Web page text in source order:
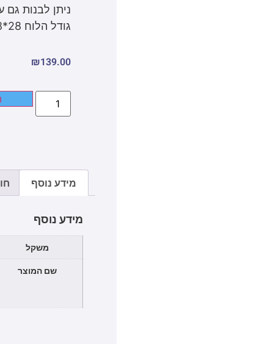
ניתן לבנות
גודל הלוח 28*28 ס"מ, עובי 23 מ"מ.
₪139.00
מידע נוסף
מידע נוסף
משקל
שם המוצר